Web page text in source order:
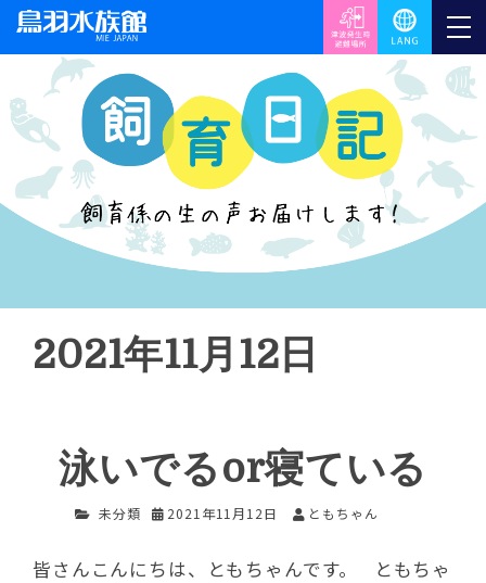
2021年11月12日
泳いでるor寝ている
未分類 2021年11月12日 ともちゃん
皆さんこんにちは、ともちゃんです。 ともちゃ